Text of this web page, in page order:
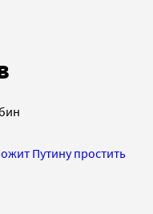
Путину простить